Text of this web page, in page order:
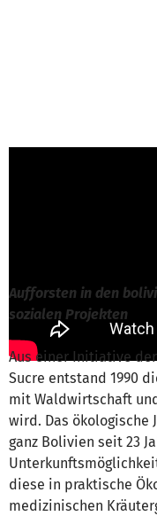
Aufforsten in den
sozialen Projekten
Aus einer Initiative
Sucre entstand 1990
mit Waldwirtschaft
wird. Das ökologische
ganz Bolivien seit 23
diese in praktische
medizinischen